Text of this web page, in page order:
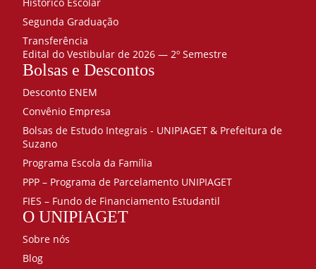
Segunda Graduação
Transferência
Edital do Vestibular de 2026 — 2º Semestre
Bolsas e Descontos
Desconto ENEM
Convênio Empresa
Bolsas de Estudo Integrais - UNIPIAGET & Prefeitura de
Suzano
Programa Escola da Família
PPP – Programa de Parcelamento UNIPIAGET
FIES – Fundo de Financiamento Estudantil
O UNIPIAGET
Sobre nós
Blog